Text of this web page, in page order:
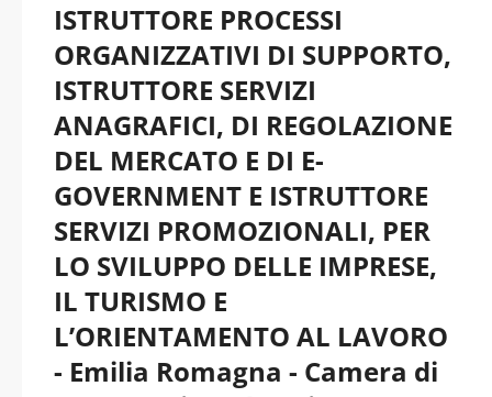
ISTRUTTORE PROCESSI
ORGANIZZATIVI DI SUPPORTO,
ISTRUTTORE SERVIZI
ANAGRAFICI, DI REGOLAZIONE
DEL MERCATO E DI E-
GOVERNMENT E ISTRUTTORE
SERVIZI PROMOZIONALI, PER
LO SVILUPPO DELLE IMPRESE,
IL TURISMO E
L’ORIENTAMENTO AL LAVORO
- Emilia Romagna - Camera di